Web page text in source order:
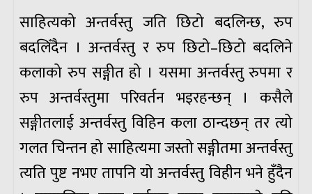
साहित्यको अन्तर्वस्तु जति छिटो बदलिन्छ, रुप
बदलिँदैन । अन्तर्वस्तु र रुप छिटो–छिटो बदलिने
कलाको रुप सङ्गीत हो । यसमा अन्तर्वस्तु रुपमा र
रुप अन्तर्वस्तुमा परिवर्तन भइरहन्छन् । कसैले
सङ्गीतलाई अन्तर्वस्तु विहिन कला ठान्दछन् तर त्यो
गलत चिन्तन हो साहित्यमा जस्तो सङ्गीतमा अन्तर्वस्तु
त्यति पुष्ट नभए तापनि यो अन्तर्वस्तु विहीन भने हुँदैन